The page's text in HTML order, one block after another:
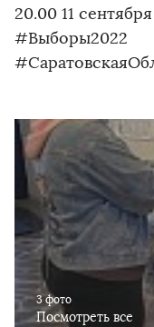
20.00 11
#Выборы2022
3 фото
Посмотреть все